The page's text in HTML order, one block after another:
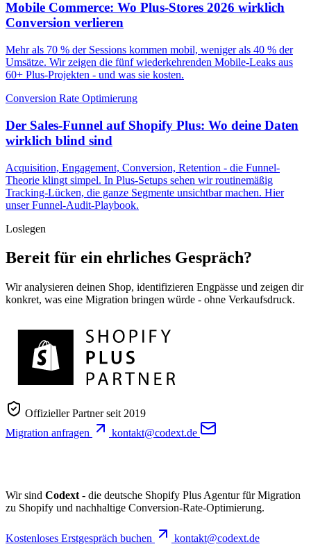
Mobile Commerce: Wo Plus-Stores 2026 wirklich
Conversion verlieren
Mehr als 70 % der Sessions kommen mobil, weniger als 40 % der
Umsätze. Wir zeigen die fünf wiederkehrenden Mobile-Leaks aus
60+ Plus-Projekten - und was sie kosten.
Conversion Rate Optimierung
Der Sales-Funnel auf Shopify Plus: Wo deine Daten
wirklich blind sind
Acquisition, Engagement, Conversion, Retention - die Funnel-
Theorie klingt simpel. In Plus-Setups sehen wir routinemäßig
Tracking-Lücken, die ganze Segmente unsichtbar machen. Hier
unser Funnel-Audit-Playbook.
Loslegen
Bereit für ein ehrliches Gespräch?
Wir analysieren deinen Shop, identifizieren Engpässe und zeigen dir
konkret, was eine Migration bringen würde - ohne Verkaufsdruck.
Offizieller Partner seit 2019
Migration anfragen
kontakt@codext.de
Wir sind Codext - die deutsche Shopify Plus Agentur für Migration
zu Shopify und nachhaltige Conversion-Rate-Optimierung.
Kostenloses Erstgespräch buchen kontakt@codext.de